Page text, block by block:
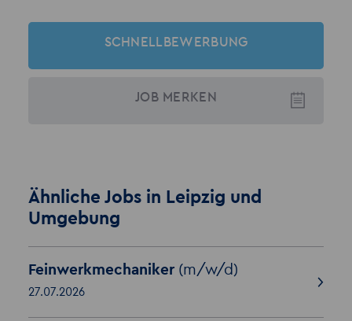
SCHNELLBEWERBUNG
JOB MERKEN
Ähnliche Jobs in Leipzig und
Umgebung
Feinwerkmechaniker (m/w/d)
27.07.2026